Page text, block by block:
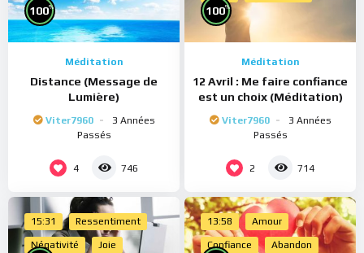
100%
Méditation
Distance (Message de
Lumière)
Viter7960
3 Années
Passés
4 746
100%
Méditation
12 Avril : Me faire confiance
est un choix (Méditation)
Viter7960
3 Années
Passés
2 714
15:31 Ressentiment
Négativité Joie
13:58 Amour
Confiance Abandon